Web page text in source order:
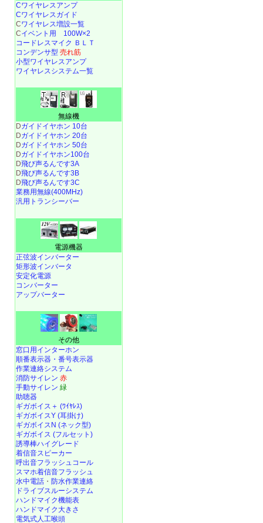
Cワイヤレスアンプ
Cワイヤレスガイド
Cワイヤレス増設一覧
Cイベント用 100W×2
コードレスマイク ＢＬＴ
コンデンサ型 売れ筋
小型ワイヤレスアンプ
ワイヤレスシステム一覧
無線機
Dガイドイヤホン 10台
Dガイドイヤホン 20台
Dガイドイヤホン 50台
Dガイドイヤホン100台
D飛び声るんです3A
D飛び声るんです3B
D飛び声るんです3C
業務用無線(400MHz)
汎用トランシーバー
電源機器
正弦波インバーター
矩形波インバータ
安定化電源
コンバーター
アップバーター
その他
窓口用インターホン
順番表示器・番号表示器
作業連絡システム
消防サイレン 赤
手動サイレン 緑
助聴器
ギガボイス＋ (ﾜｲﾔﾚｽ)
ギガボイスY (耳掛け)
ギガボイスN (ネック型)
ギガボイス (フルセット)
誘導棒ハイグレード
着信音スピーカー
呼出音フラッシュコール
スマホ着信音フラッシュ
水中電話 ・ 防水作業連絡
ドライブスルーシステム
ハンドマイク機能表
ハンドマイク大きさ
電気式人工喉頭